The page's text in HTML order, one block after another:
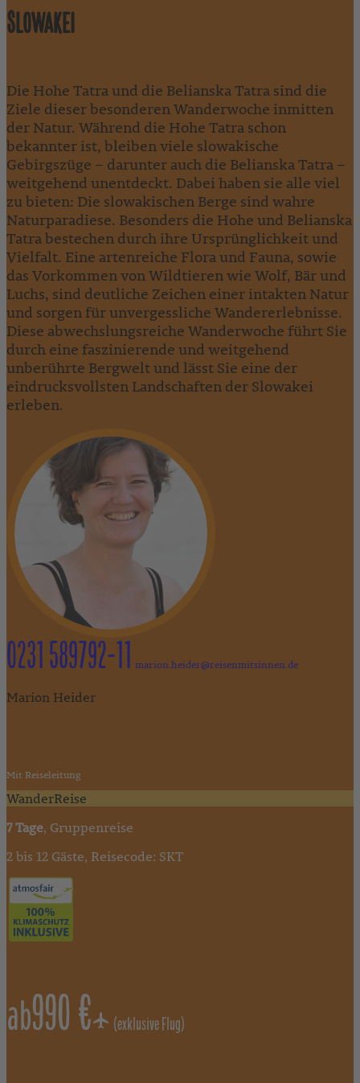
SLOWAKEI
Die Hohe Tatra und die Belianska Tatra sind die
Ziele dieser besonderen Wanderwoche inmitten
der Natur. Während die Hohe Tatra schon
bekannter ist, bleiben viele slowakische
Gebirgszüge – darunter auch die Belianska Tatra –
weitgehend unentdeckt. Dabei haben sie alle viel
zu bieten: Die slowakischen Berge sind wahre
Naturparadiese. Besonders die Hohe und Belianska
Tatra bestechen durch ihre Ursprünglichkeit und
Vielfalt. Eine artenreiche Flora und Fauna, sowie
das Vorkommen von Wildtieren wie Wolf, Bär und
Luchs, sind deutliche Zeichen einer intakten Natur
und sorgen für unvergessliche Wandererlebnisse.
Diese abwechslungsreiche Wanderwoche führt Sie
durch eine faszinierende und weitgehend
unberührte Bergwelt und lässt Sie eine der
eindrucksvollsten Landschaften der Slowakei
erleben.
0231 589792-11 marion.heider@reisenmitsinnen.de
Marion Heider
Mit Reiseleitung
WanderReise
7 Tage, Gruppenreise
2 bis 12 Gäste, Reisecode: SKT
ab990 € (exklusive Flug)